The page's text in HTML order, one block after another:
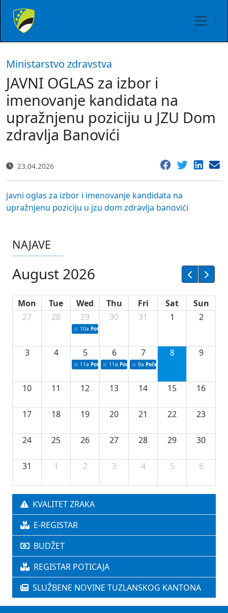
Ministarstvo zdravstva
JAVNI OGLAS za izbor i
imenovanje kandidata na
upražnjenu poziciju u JZU Dom
zdravlja Banovići
23.04.2026
javni oglas za izbor i imenovanje kandidata na
upražnjenu poziciju u jzu dom zdravlja banovići
NAJAVE
August 2026
Mon Tue Wed Thu Fri Sat
Sun
27
28 29
10a Potpisivanje ugovora sa neprofitnim
30 31 1 2
3 4 5
11a Potpisivanje ugovora o stipendijama za
6
11a Podrška razvoju vodne infrastrukture u
7
9a Početak izgradnje nove
8 9
10 11 12 13 14 15 16
17 18 19 20 21 22 23
24 25 26 27 28 29 30
31 1 2 3 4 5 6
KVALITET ZRAKA
E-REGISTAR
BUDŽET
REGISTAR POTICAJA
SLUŽBENE NOVINE TUZLANSKOG KANTONA